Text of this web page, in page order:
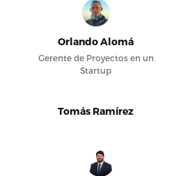
Orlando Alomá
Gerente de Proyectos en un
Startup
Tomás Ramírez